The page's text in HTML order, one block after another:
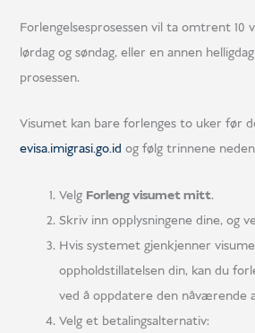
Forlengelsesprosessen vil ta omtrent 10
lørdag og søndag, eller en annen
prosessen.
Visumet kan bare forlenges to uker før
evisa.imigrasi.go.id og følg trinnene
Velg Forleng visumet mitt.
Skriv inn opplysningene dine, og
Hvis systemet gjenkjenner
oppholdstillatelsen din, kan du
ved å oppdatere den nåværende
Velg et betalingsalternativ: